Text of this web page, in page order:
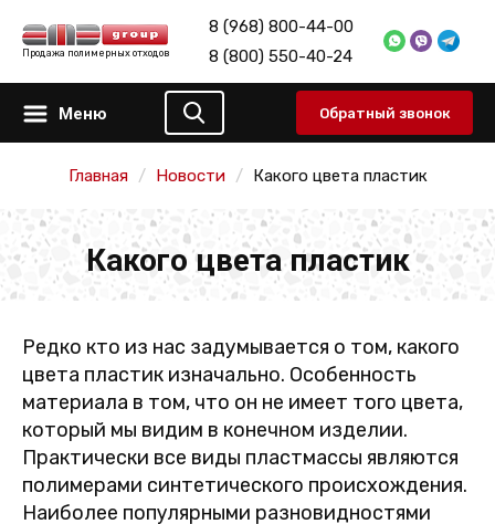
Продажа полимерных отходов
8 (968) 800-44-00
8 (800) 550-40-24
Меню Обратный звонок
Главная Новости Какого цвета пластик
Какого цвета пластик
Редко кто из нас задумывается о том, какого
цвета пластик изначально. Особенность
материала в том, что он не имеет того цвета,
который мы видим в конечном изделии.
Практически все виды пластмассы являются
полимерами синтетического происхождения.
Наиболее популярными разновидностями